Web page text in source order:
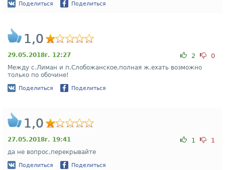
Поделиться Поделиться
1,0
29.05.2018г. 12:27 2 0
Между с.Лиман и п.Слобожанское,полная ж.ехать возможно
только по обочине!
Поделиться Поделиться
1,0
27.05.2018г. 19:41 1 1
да не вопрос,перекрывайте
Поделиться Поделиться